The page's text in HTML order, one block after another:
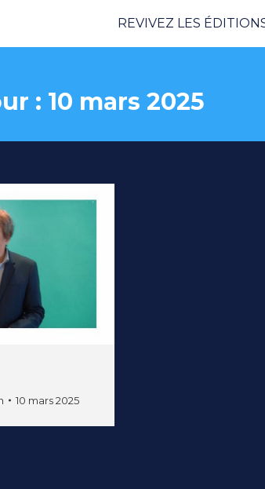
REVIVEZ LES
: 10 mars 2025
10 mars 2025